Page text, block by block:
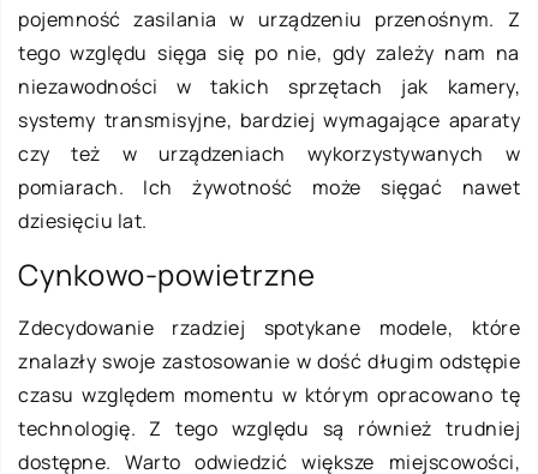
pojemność zasilania w urządzeniu przenośnym. Z
tego względu sięga się po nie, gdy zależy nam na
niezawodności w takich sprzętach jak kamery,
systemy transmisyjne, bardziej wymagające aparaty
czy też w urządzeniach wykorzystywanych w
pomiarach. Ich żywotność może sięgać nawet
dziesięciu lat.
Cynkowo-powietrzne
Zdecydowanie rzadziej spotykane modele, które
znalazły swoje zastosowanie w dość długim odstępie
czasu względem momentu w którym opracowano tę
technologię. Z tego względu są również trudniej
dostępne. Warto odwiedzić większe miejscowości,